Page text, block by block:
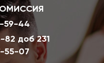
59-44
82 доб 231
55-07